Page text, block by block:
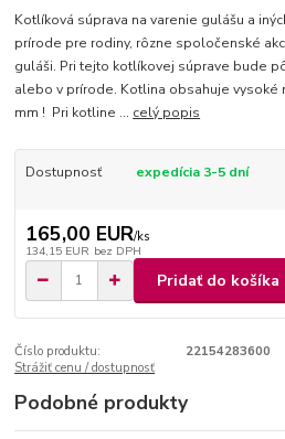
Kotlíková súprava na varenie gulášu a
prírode pre rodiny, rôzne spoločenské
guláši. Pri tejto kotlíkovej súprave bude
alebo v prírode. Kotlina obsahuje vysoké
mm ! Pri kotline ... celý popis
Dostupnosť expedícia 3-5 dní
165,00 EUR/ks
134,15 EUR bez DPH
Pridať do košíka
Číslo produktu:
22154283600
Strážiť cenu / dostupnosť
Podobné produkty